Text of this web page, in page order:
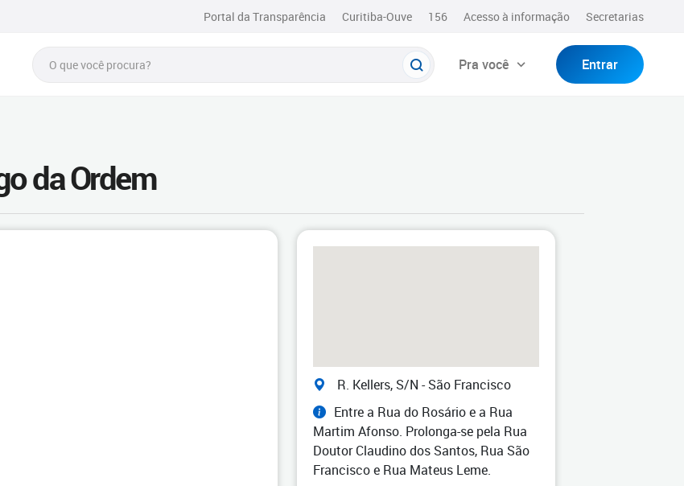
Portal da Transparência Curitiba-Ouve 156 Acesso à informação Secretarias
Pra você Entrar
da Ordem
R. Kellers, S/N - São Francisco
Entre a Rua do Rosário e a Rua
Martim Afonso. Prolonga-se pela Rua
Doutor Claudino dos Santos, Rua São
Francisco e Rua Mateus Leme.